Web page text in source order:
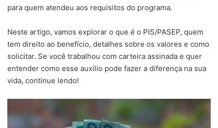
para quem atendeu aos requisitos do programa.
Neste artigo, vamos explorar o que é o PIS/PASEP, quem
tem direito ao benefício, detalhes sobre os valores e como
solicitar. Se você trabalhou com carteira assinada e quer
entender como esse auxílio pode fazer a diferença na sua
vida, continue lendo!